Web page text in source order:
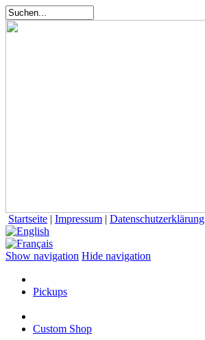
Startseite | Impressum | Datenschutzerklärung
Show navigation Hide navigation
Pickups
Custom Shop